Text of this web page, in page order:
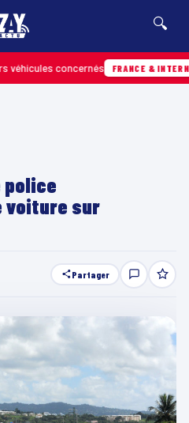
🔍
concernés FRANCE &
police
voiture sur
Partager